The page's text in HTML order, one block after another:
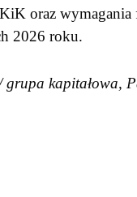
oraz wymagania
2026 roku.
kapitałowa,